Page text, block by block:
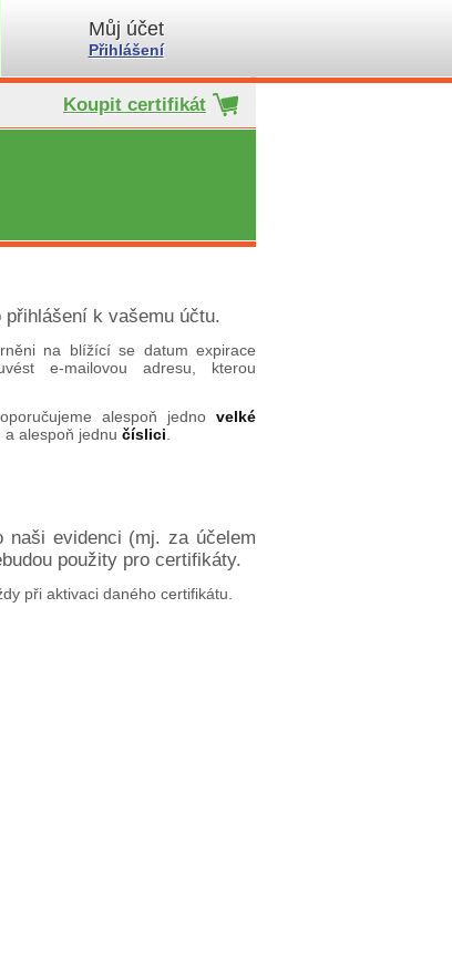
Můj účet
Přihlášení
Koupit certifikát
k vašemu účtu.
na blížící se datum expirace
e-mailovou adresu, kterou
alespoň jedno velké
a alespoň jednu číslici
naši evidenci (mj. za účelem
použity pro certifikáty.
při aktivaci daného certifikátu.